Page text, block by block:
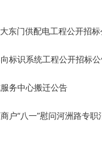
东门供配电工程公开招
标识系统工程公开招标
务中心搬迁公告
户“八一”慰问河洲路专职